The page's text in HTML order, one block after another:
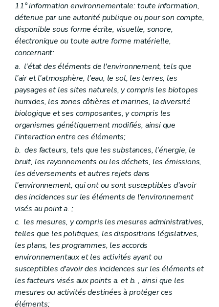
Titre III Champ d'application
Art. D95
Art. D96
Art. D97
Titre IV Exclusions
Art. D98
Art. D99
Art. D100
Art. D101
Art. D102
Art. D103
Titre V
Évaluation et réparation des dommages environnementaux
Chapitre premier Évaluation de l'étendue des dommages environnementaux causes aux espèces ou aux habitats
Art. D104
Chapitre II Réparation des dommages
Section première Principes
Art. D105
Section II Objectifs en matière de réparation
Art. D106
Section III Identification des mesures de réparation
Art. D107
Art. D108
Art. D109
Art. D110
Art. D111
Titre VI Obligations de l'exploitant
Chapitre premier Action de prévention
Art. D112
Chapitre II Action de réparation
Art. D113
Titre VII Missions de l'autorité compétente
Art. D114
Art. D115
11° information environnementale: toute information,
détenue par une autorité publique ou pour son compte,
disponible sous forme écrite, visuelle, sonore,
électronique ou toute autre forme matérielle,
concernant:
a. l'état des éléments de l'environnement, tels que
l'air et l'atmosphère, l'eau, le sol, les terres, les
paysages et les sites naturels, y compris les biotopes
humides, les zones côtières et marines, la diversité
biologique et ses composantes, y compris les
organismes génétiquement modifiés, ainsi que
l'interaction entre ces éléments;
b. des facteurs, tels que les substances, l'énergie, le
bruit, les rayonnements ou les déchets, les émissions,
les déversements et autres rejets dans
l'environnement, qui ont ou sont susceptibles d'avoir
des incidences sur les éléments de l'environnement
visés au pointa. ;
c. les mesures, y compris les mesures administratives,
telles que les politiques, les dispositions législatives,
les plans, les programmes, les accords
environnementaux et les activités ayant ou
susceptibles d'avoir des incidences sur les éléments et
les facteurs visés aux points a. etb. , ainsi que les
mesures ou activités destinées à protéger ces
éléments;